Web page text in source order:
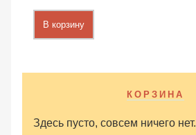
В корзину
КОРЗИНА
Здесь пусто, совсем ничего нет.